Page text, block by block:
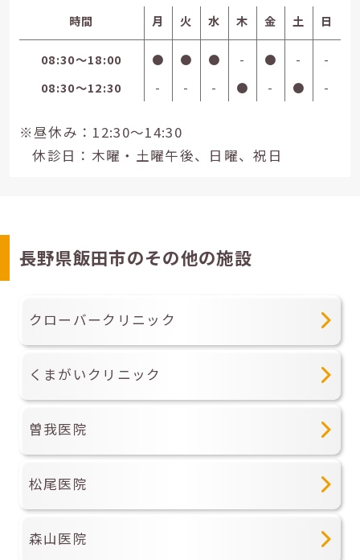
時間 月 火 水 木 金 土 日
08:30〜18:00 ● ● ● - ● -
-
08:30〜12:30
- - - ● - ● -
※昼休み：12:30～14:30
休診日：木曜・土曜午後、日曜、祝日
長野県飯田市のその他の施設
クローバークリニック
くまがいクリニック
曽我医院
松尾医院
森山医院